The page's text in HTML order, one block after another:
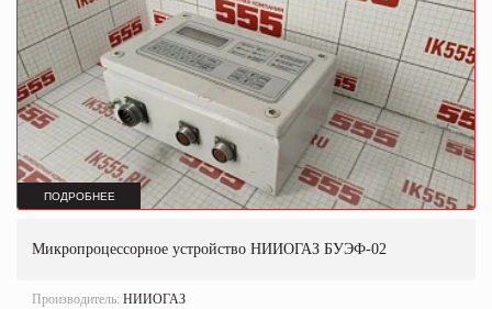
ПОДРОБНЕЕ
Микропроцессорное устройство НИИОГАЗ БУЭФ-02
Производитель: НИИОГАЗ